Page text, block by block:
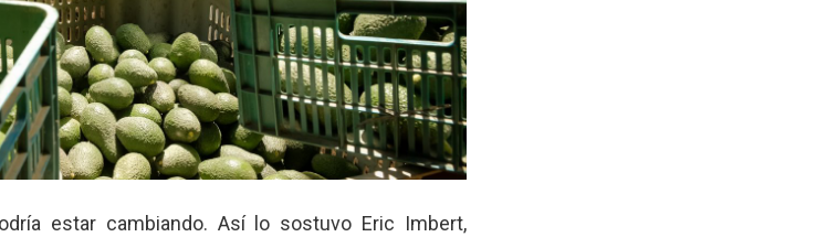
estar cambiando. Así lo sostuvo Eric Imbert,